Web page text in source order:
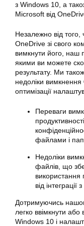
з Windows 10, а
Microsoft від
Незалежно від того,
OneDrive зі свого
вимкнути його, наш
якими ви можете
результату. Ми
недоліки
оптимізації
Переваги
файлами і
Недоліки
файлів, що
використання
від інтеграції
Дотримуючись
легко ввімкнути
Windows 10 і